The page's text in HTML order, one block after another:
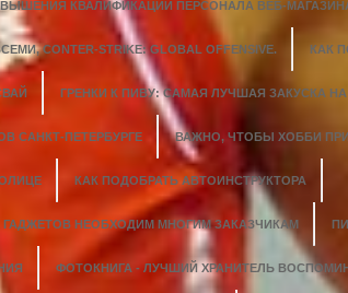
КВАЛИФИКАЦИИ ПЕРСОНАЛА ВЕБ-
CONTER-STRIKE: GLOBAL OFFENSIVE. КАК
ГРЕНКИ К ПИВУ: САМАЯ ЛУЧШАЯ ЗАКУСКА
САНКТ-ПЕТЕРБУРГЕ ВАЖНО, ЧТОБЫ ХОББИ
КАК ПОДОБРАТЬ АВТОИНСТРУКТОРА
НЕОБХОДИМ МНОГИМ ЗАКАЗЧИКАМ
ФОТОКНИГА - ЛУЧШИЙ ХРАНИТЕЛЬ